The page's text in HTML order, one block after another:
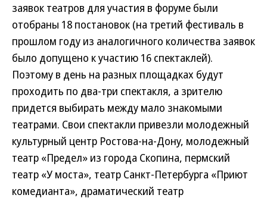
заявок театров для участия в форуме были
отобраны 18 постановок (на третий фестиваль в
прошлом году из аналогичного количества заявок
было допущено к участию 16 спектаклей).
Поэтому в день на разных площадках будут
проходить по два-три спектакля, а зрителю
придется выбирать между мало знакомыми
театрами. Свои спектакли привезли молодежный
культурный центр Ростова-на-Дону, молодежный
театр «Предел» из города Скопина, пермский
театр «У моста», театр Санкт-Петербурга «Приют
комедианта», драматический театр